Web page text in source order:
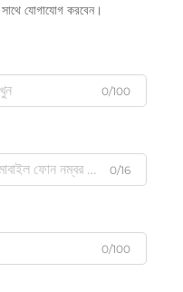
যোগাযোগ করবেন।
0/100
0/16
0/100